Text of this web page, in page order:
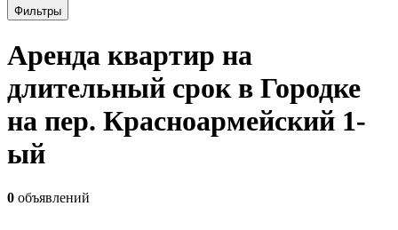
Фильтры
Аренда квартир на
длительный срок в Городке
на пер. Красноармейский 1-
ый
0 объявлений